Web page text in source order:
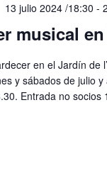
musical en
13 julio 2024 /18:30 -
en el Jardín de
y sábados de julio
Entrada no socios